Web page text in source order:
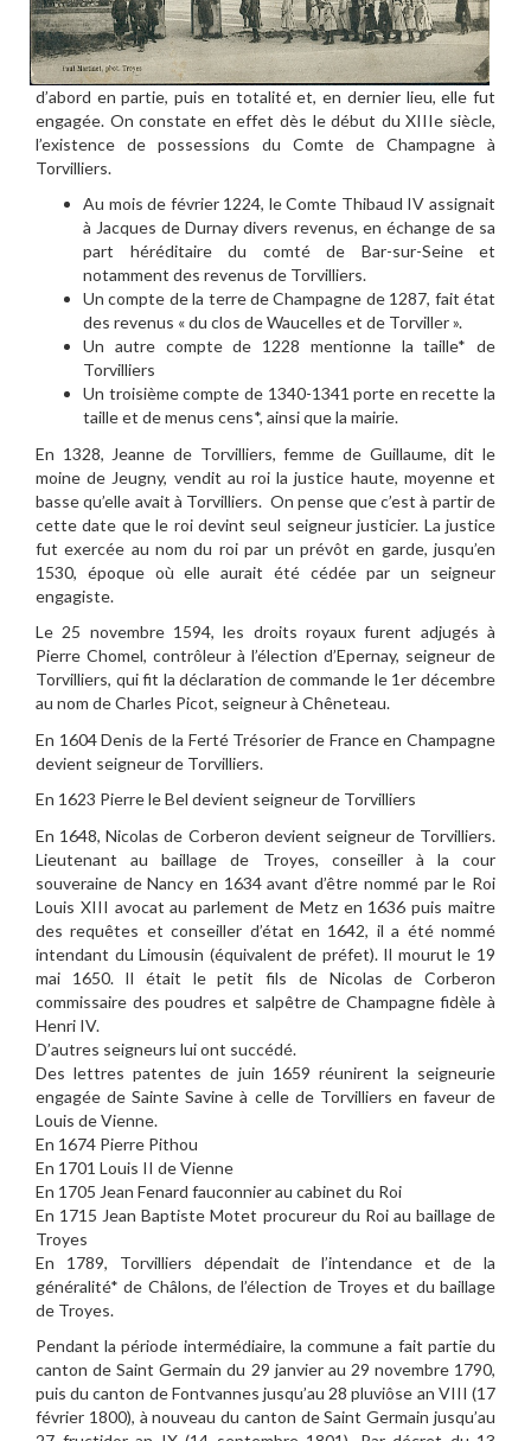
d’abord en partie, puis en totalité et, en dernier lieu, elle fut
engagée. On constate en effet dès le début du XIIIe siècle,
l’existence de possessions du Comte de Champagne à
Torvilliers.
Au mois de février 1224, le Comte Thibaud IV assignait
à Jacques de Durnay divers revenus, en échange de sa
part héréditaire du comté de Bar-sur-Seine et
notamment des revenus de Torvilliers.
Un compte de la terre de Champagne de 1287, fait état
des revenus « du clos de Waucelles et de Torviller ».
Un autre compte de 1228 mentionne la taille* de
Torvilliers
Un troisième compte de 1340-1341 porte en recette la
taille et de menus cens*, ainsi que la mairie.
En 1328, Jeanne de Torvilliers, femme de Guillaume, dit le
moine de Jeugny, vendit au roi la justice haute, moyenne et
basse qu’elle avait à Torvilliers. On pense que c’est à partir de
cette date que le roi devint seul seigneur justicier. La justice
fut exercée au nom du roi par un prévôt en garde, jusqu’en
1530, époque où elle aurait été cédée par un seigneur
engagiste.
Le 25 novembre 1594, les droits royaux furent adjugés à
Pierre Chomel, contrôleur à l’élection d’Epernay, seigneur de
Torvilliers, qui fit la déclaration de commande le 1er décembre
au nom de Charles Picot, seigneur à Chêneteau.
En 1604 Denis de la Ferté Trésorier de France en Champagne
devient seigneur de Torvilliers.
En 1623 Pierre le Bel devient seigneur de Torvilliers
En 1648, Nicolas de Corberon devient seigneur de Torvilliers.
Lieutenant au baillage de Troyes, conseiller à la cour
souveraine de Nancy en 1634 avant d’être nommé par le Roi
Louis XIII avocat au parlement de Metz en 1636 puis maitre
des requêtes et conseiller d’état en 1642, il a été nommé
intendant du Limousin (équivalent de préfet). Il mourut le 19
mai 1650. Il était le petit fils de Nicolas de Corberon
commissaire des poudres et salpêtre de Champagne fidèle à
Henri IV.
D’autres seigneurs lui ont succédé.
Des lettres patentes de juin 1659 réunirent la seigneurie
engagée de Sainte Savine à celle de Torvilliers en faveur de
Louis de Vienne.
En 1674 Pierre Pithou
En 1701 Louis II de Vienne
En 1705 Jean Fenard fauconnier au cabinet du Roi
En 1715 Jean Baptiste Motet procureur du Roi au baillage de
Troyes
En 1789, Torvilliers dépendait de l’intendance et de la
généralité* de Châlons, de l’élection de Troyes et du baillage
de Troyes.
Pendant la période intermédiaire, la commune a fait partie du
canton de Saint Germain du 29 janvier au 29 novembre 1790,
puis du canton de Fontvannes jusqu’au 28 pluviôse an VIII (17
février 1800), à nouveau du canton de Saint Germain jusqu’au